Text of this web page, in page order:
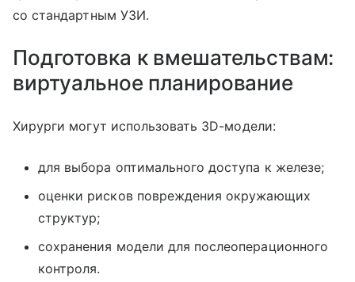
со стандартным УЗИ.
Подготовка к вмешательствам:
виртуальное планирование
Хирурги могут использовать 3D-модели:
для выбора оптимального доступа к железе;
оценки рисков повреждения окружающих
структур;
сохранения модели для послеоперационного
контроля.